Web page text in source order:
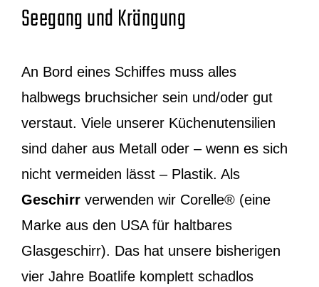
Seegang und Krängung
An Bord eines Schiffes muss alles
halbwegs bruchsicher sein und/oder gut
verstaut. Viele unserer Küchenutensilien
sind daher aus Metall oder – wenn es sich
nicht vermeiden lässt – Plastik. Als
Geschirrverwenden wir Corelle® (eine
Marke aus den USA für haltbares
Glasgeschirr). Das hat unsere bisherigen
vier Jahre Boatlife komplett schadlos